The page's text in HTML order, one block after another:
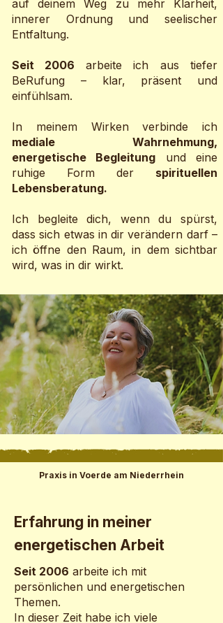
auf deinem Weg zu mehr Klarheit,
innerer Ordnung und seelischer
Entfaltung.
Seit 2006 arbeite ich aus tiefer
BeRufung – klar, präsent und
einfühlsam.
In meinem Wirken verbinde ich
mediale Wahrnehmung,
energetische Begleitung und eine
ruhige Form der spirituellen
Lebensberatung.
Ich begleite dich, wenn du spürst,
dass sich etwas in dir verändern darf –
ich öffne den Raum, in dem sichtbar
wird, was in dir wirkt.
Erfahrung in meiner
energetischen Arbeit
Seit 2006 arbeite ich mit
persönlichen und energetischen
Themen.
In dieser Zeit habe ich viele
Praxis in Voerde am Niederrhein